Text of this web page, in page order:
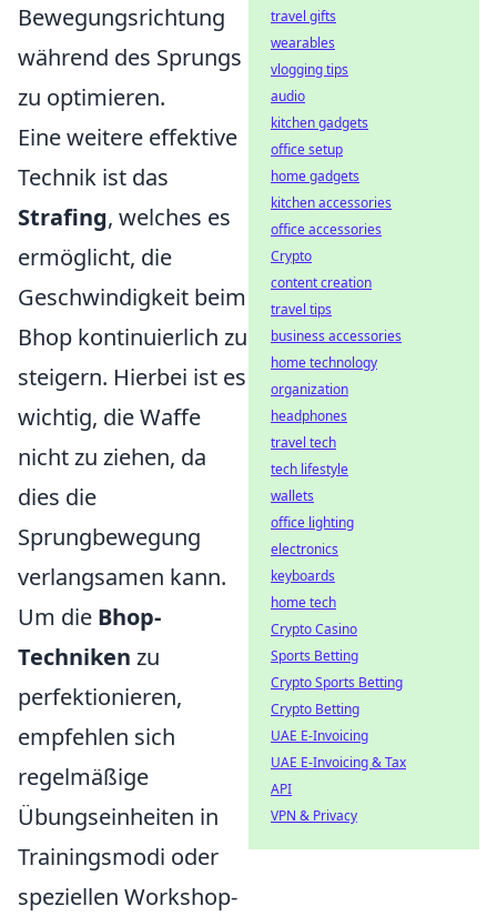
Bewegungsrichtung
während des Sprungs
zu optimieren.
Eine weitere effektive
Technik ist das
Strafing, welches es
ermöglicht, die
Geschwindigkeit beim
Bhop kontinuierlich zu
steigern. Hierbei ist es
wichtig, die Waffe
nicht zu ziehen, da
dies die
Sprungbewegung
verlangsamen kann.
Um die Bhop-
Techniken zu
perfektionieren,
empfehlen sich
regelmäßige
Übungseinheiten in
Trainingsmodi oder
speziellen Workshop-
travel gifts
wearables
vlogging tips
audio
kitchen gadgets
office setup
home gadgets
kitchen accessories
office accessories
Crypto
content creation
travel tips
business accessories
home technology
organization
headphones
travel tech
tech lifestyle
wallets
office lighting
electronics
keyboards
home tech
Crypto Casino
Sports Betting
Crypto Sports Betting
Crypto Betting
UAE E-Invoicing
UAE E-Invoicing & Tax
API
VPN & Privacy